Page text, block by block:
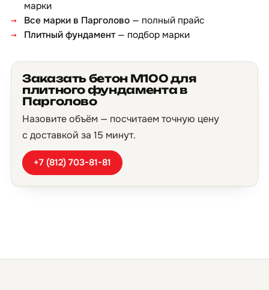
марки
Все марки в Парголово — полный прайс
Плитный фундамент— подбор марки
Заказать бетон М100 для
плитного фундамента в
Парголово
Назовите объём — посчитаем точную цену
с доставкой за 15 минут.
+7 (812) 703-81-81